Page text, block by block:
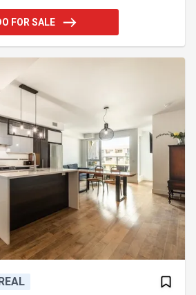
rénovée. Salle de bain rénovée
planchers chauffants. Entretien
du foyer est
FOR SALE